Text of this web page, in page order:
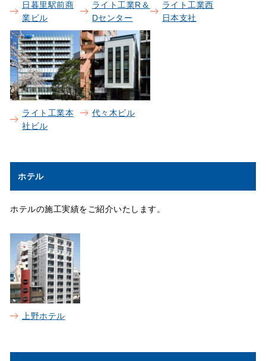
日暮里駅前商
業ビル
ライト工業R＆
Dセンター
ライト工業西
日本支社
ライト工業本
社ビル
代々木ビル
ホテル
ホテルの施工実績をご紹介いたします。
上野ホテル